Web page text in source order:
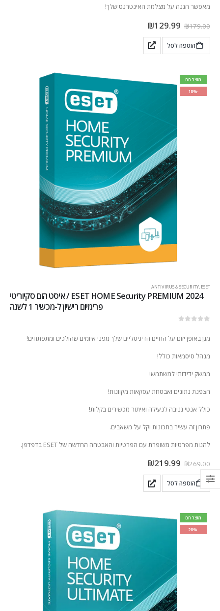
מאפשר הגנה על מצלמת האינטרנט שלך!
₪179.00
₪129.99
הוספה לסל
מוצר חם
-18%
ANTIVIRUS & SECURITY, ESET
2024 ESET HOME Security PREMIUM / איסט הום סקיוריטי
פרימיום רישיון ל-מכשיר 1 לשנה
מגן באופן יזום על החיים הדיגיטליים שלך מפני איומים שהולכים ומתפתחים!
מנהל סיסמאות כולל!
ממשק ידידותי למשתמש!
הצפנת נתונים ואבטחת עסקאות מקוונות!
כולל אנטי גניבה לנעילה ואיתור מכשירים בקלות!
פתרון זה עשיר בתכונות וקל על משאבים.
להנות מפרטיות משופרת עם הפרטיות והאבטחה החדשה של ESET בדפדפן.
₪269.00
₪219.99
הוספה לסל
מוצר חם
-28%